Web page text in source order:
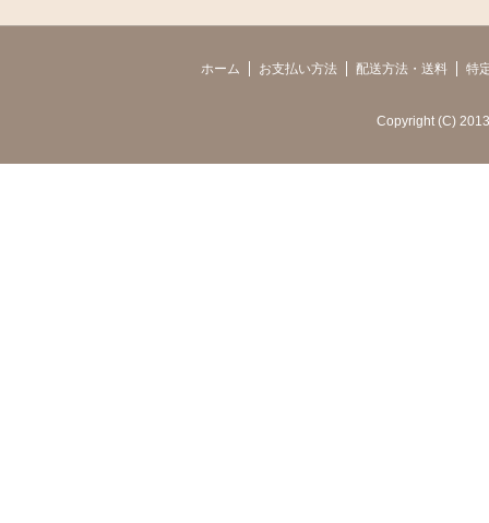
ホーム お支払い方法 配送方法・送料 特
Copyright (C)